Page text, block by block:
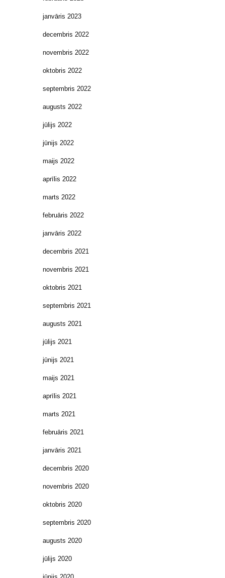
janvāris 2023
decembris 2022
novembris 2022
oktobris 2022
septembris 2022
augusts 2022
jūlijs 2022
jūnijs 2022
maijs 2022
aprīlis 2022
marts 2022
februāris 2022
janvāris 2022
decembris 2021
novembris 2021
oktobris 2021
septembris 2021
augusts 2021
jūlijs 2021
jūnijs 2021
maijs 2021
aprīlis 2021
marts 2021
februāris 2021
janvāris 2021
decembris 2020
novembris 2020
oktobris 2020
septembris 2020
augusts 2020
jūlijs 2020